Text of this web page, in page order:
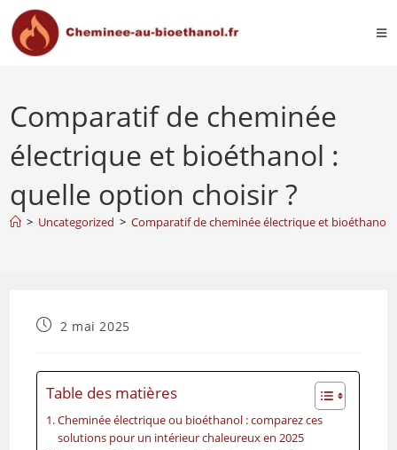
Comparatif de cheminée
électrique et bioéthanol :
quelle option choisir ?
> Uncategorized > Comparatif de cheminée électrique et bioéthanol
2 mai 2025
Table des matières
Cheminée électrique ou bioéthanol : comparez ces
solutions pour un intérieur chaleureux en 2025